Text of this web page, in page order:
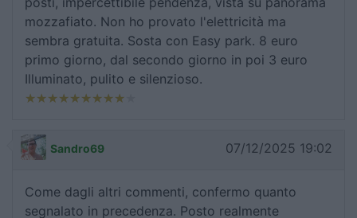
mozzafiato. Non ho provato l'elettricità ma
sembra gratuita. Sosta con Easy park. 8 euro
primo giorno, dal secondo giorno in poi 3 euro
Illuminato, pulito e silenzioso.
Sandro69 07/12/2025 19:02
Come dagli altri commenti, confermo quanto
segnalato in precedenza. Posto realmente